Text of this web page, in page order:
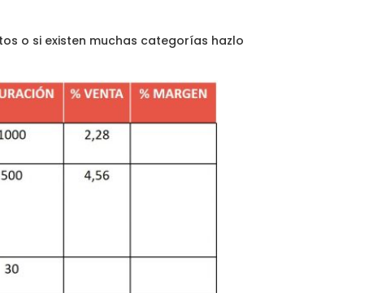
o si existen muchas categorías hazlo